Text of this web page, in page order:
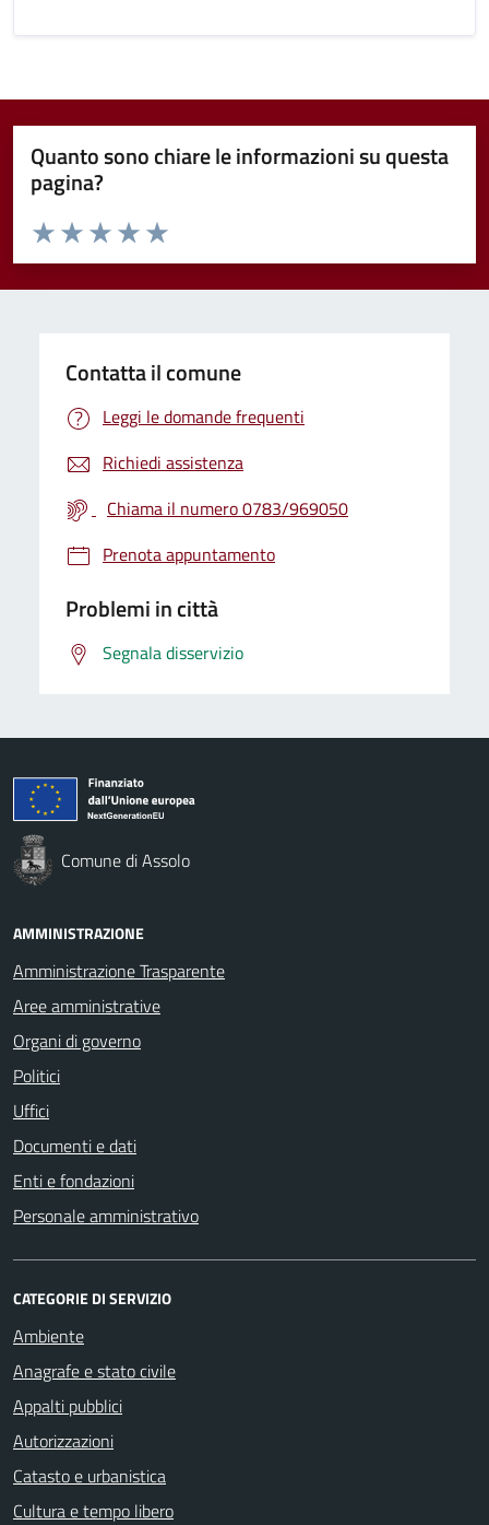
Quanto sono chiare le informazioni su questa
pagina?
Valuta da 1 a 5 stelle la pagina
Valuta 5 stelle su 5
Valuta 4 stelle su 5
Valuta 3 stelle su 5
Valuta 2 stelle su 5
Valuta 1 stelle su 5
Contatta il comune
Leggi le domande frequenti
Richiedi assistenza
Chiama il numero 0783/969050
Prenota appuntamento
Problemi in città
Segnala disservizio
Comune di Assolo
AMMINISTRAZIONE
Amministrazione Trasparente
Aree amministrative
Organi di governo
Politici
Uffici
Documenti e dati
Enti e fondazioni
Personale amministrativo
CATEGORIE DI SERVIZIO
Ambiente
Anagrafe e stato civile
Appalti pubblici
Autorizzazioni
Catasto e urbanistica
Cultura e tempo libero